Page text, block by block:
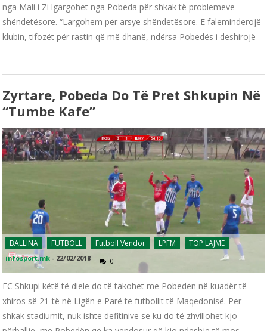
nga Mali i Zi lgargohet nga Pobeda për shkak të problemeve
shëndetësore. “Largohem për arsye shëndetësore. E faleminderojë
klubin, tifozët për rastin që më dhanë, ndërsa Pobedës i dëshirojë
Zyrtare, Pobeda Do Të Pret Shkupin Në
“Tumbe Kafe”
BALLINA FUTBOLL Futboll Vendor LPFM TOP LAJME
infosport.mk - 22/02/2018 0
FC Shkupi këtë të diele do të takohet me Pobedën në kuadër të
xhiros së 21-të në Ligën e Parë të futbollit të Maqedonisë. Për
shkak stadiumit, nuk ishte defitinive se ku do të zhvillohet kjo